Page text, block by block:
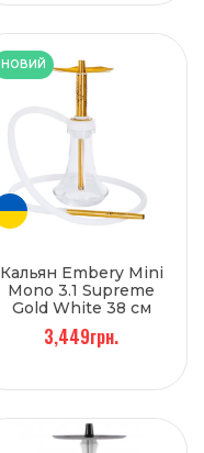
НОВИЙ
Кальян Embery Mini
Mono 3.1 Supreme
Gold White 38 см
3,449грн.